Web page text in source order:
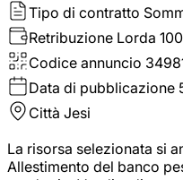
Tipo di contratto
Retribuzione Lorda
Codice annuncio
Data di pubblicazione
Città Jesi
La risorsa selezionata si
Allestimento del banco